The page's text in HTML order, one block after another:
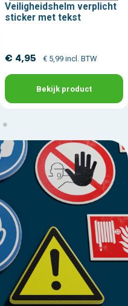
Veiligheidshelm verplicht
sticker met tekst
€ 4,95 € 5,99 incl. BTW
Bekijk product